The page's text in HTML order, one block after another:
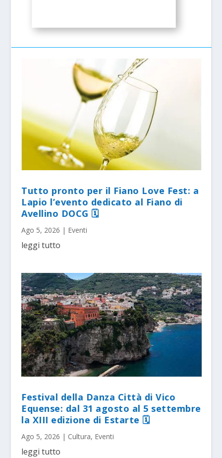
Tutto pronto per il Fiano Love Fest: a
Lapio l’evento dedicato al Fiano di
Avellino DOCG 🗓
Ago 5, 2026 | Eventi
leggi tutto
Festival della Danza Città di Vico
Equense: dal 31 agosto al 5 settembre
la XIII edizione di Estarte 🗓
Ago 5, 2026 | Cultura, Eventi
leggi tutto